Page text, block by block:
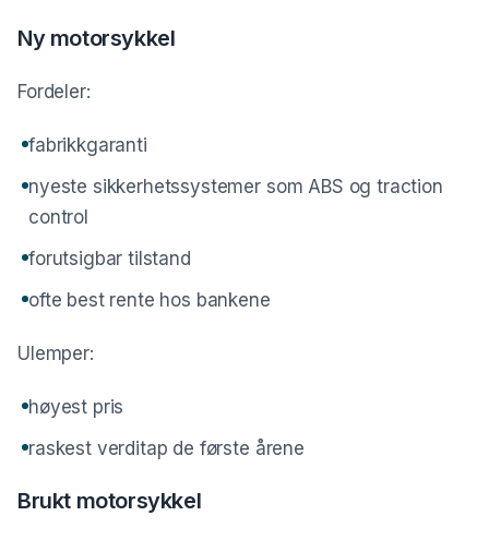
Ny motorsykkel
Fordeler:
fabrikkgaranti
nyeste sikkerhetssystemer som ABS og traction
control
forutsigbar tilstand
ofte best rente hos bankene
Ulemper:
høyest pris
raskest verditap de første årene
Brukt motorsykkel